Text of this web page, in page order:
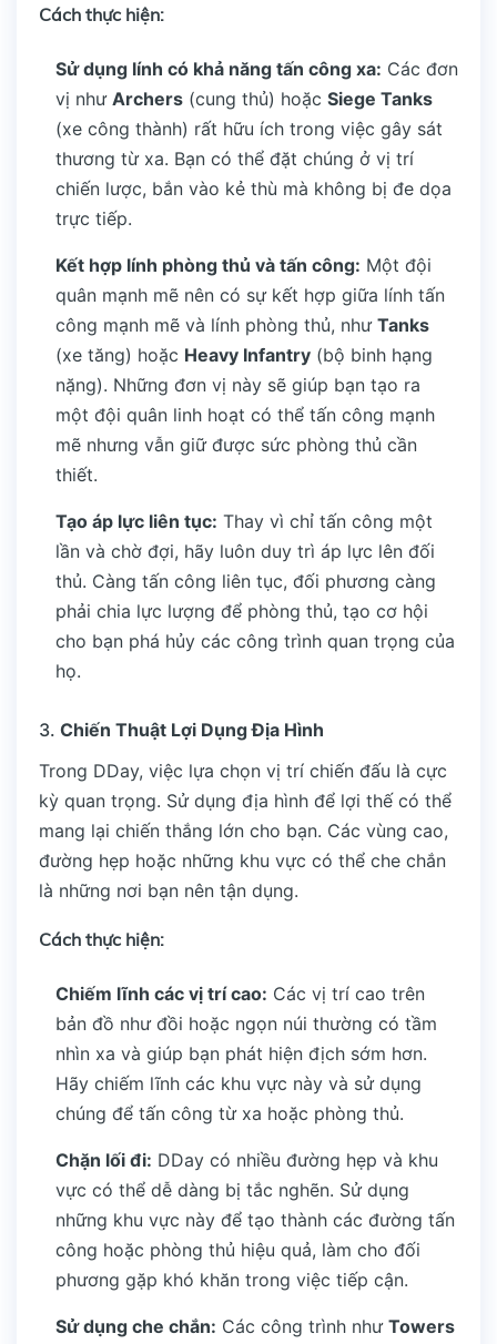
Cách thực hiện:
Sử dụng lính có khả năng tấn công xa: Các đơn
vị như Archers (cung thủ) hoặc Siege Tanks
(xe công thành) rất hữu ích trong việc gây sát
thương từ xa. Bạn có thể đặt chúng ở vị trí
chiến lược, bắn vào kẻ thù mà không bị đe dọa
trực tiếp.
Kết hợp lính phòng thủ và tấn công: Một đội
quân mạnh mẽ nên có sự kết hợp giữa lính tấn
công mạnh mẽ và lính phòng thủ, như Tanks
(xe tăng) hoặc Heavy Infantry (bộ binh hạng
nặng). Những đơn vị này sẽ giúp bạn tạo ra
một đội quân linh hoạt có thể tấn công mạnh
mẽ nhưng vẫn giữ được sức phòng thủ cần
thiết.
Tạo áp lực liên tục: Thay vì chỉ tấn công một
lần và chờ đợi, hãy luôn duy trì áp lực lên đối
thủ. Càng tấn công liên tục, đối phương càng
phải chia lực lượng để phòng thủ, tạo cơ hội
cho bạn phá hủy các công trình quan trọng của
họ.
3. Chiến Thuật Lợi Dụng Địa Hình
Trong DDay, việc lựa chọn vị trí chiến đấu là cực
kỳ quan trọng. Sử dụng địa hình để lợi thế có thể
mang lại chiến thắng lớn cho bạn. Các vùng cao,
đường hẹp hoặc những khu vực có thể che chắn
là những nơi bạn nên tận dụng.
Cách thực hiện:
Chiếm lĩnh các vị trí cao: Các vị trí cao trên
bản đồ như đồi hoặc ngọn núi thường có tầm
nhìn xa và giúp bạn phát hiện địch sớm hơn.
Hãy chiếm lĩnh các khu vực này và sử dụng
chúng để tấn công từ xa hoặc phòng thủ.
Chặn lối đi: DDay có nhiều đường hẹp và khu
vực có thể dễ dàng bị tắc nghẽn. Sử dụng
những khu vực này để tạo thành các đường tấn
công hoặc phòng thủ hiệu quả, làm cho đối
phương gặp khó khăn trong việc tiếp cận.
Sử dụng che chắn: Các công trình như Towers